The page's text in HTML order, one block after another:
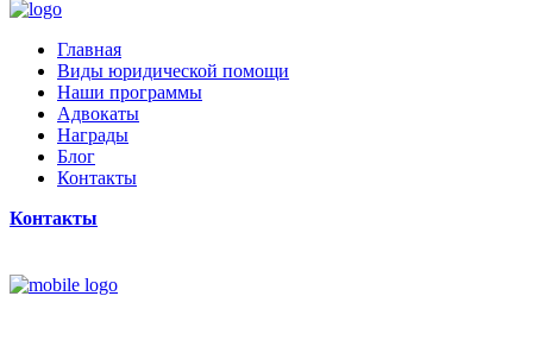
Главная
Виды юридической помощи
Наши программы
Адвокаты
Награды
Блог
Контакты
Контакты